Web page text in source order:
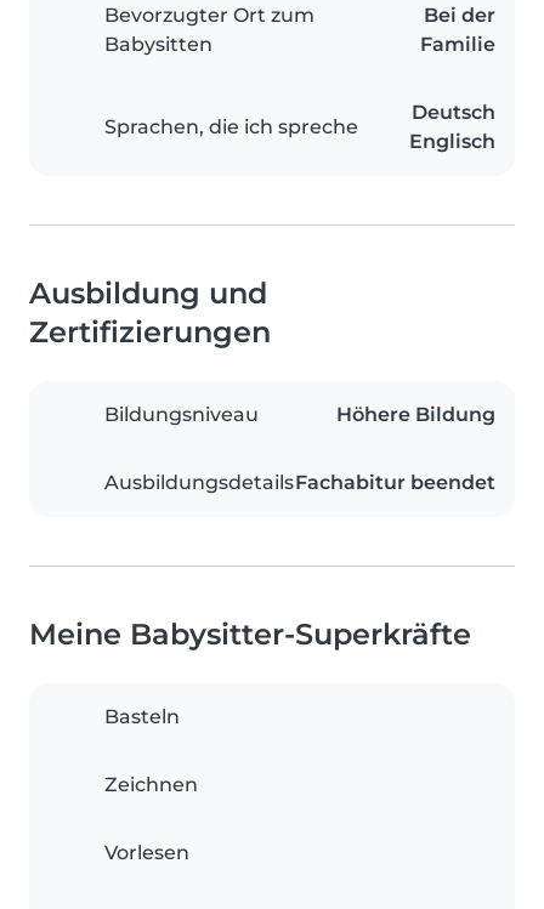
Bevorzugter Ort zum
Babysitten
Bei der
Familie
Sprachen, die ich spreche
Deutsch
Englisch
Ausbildung und
Zertifizierungen
Bildungsniveau Höhere Bildung
AusbildungsdetailsFachabitur beendet
Meine Babysitter-Superkräfte
Basteln
Zeichnen
Vorlesen